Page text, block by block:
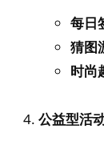
每日
猜图
时尚
公益型活